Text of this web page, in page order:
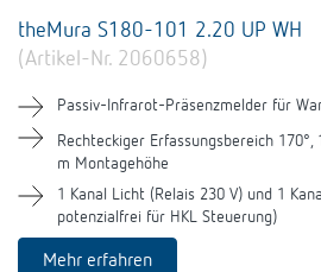
theMura S180-101 2.20 UP WH
(Artikel-Nr. 2060658)
Passiv-Infrarot-Präsenzmelder für
Rechteckiger Erfassungsbereich
m Montagehöhe
1 Kanal Licht (Relais 230 V) und 1
potenzialfrei für HKL Steuerung)
Mehr erfahren